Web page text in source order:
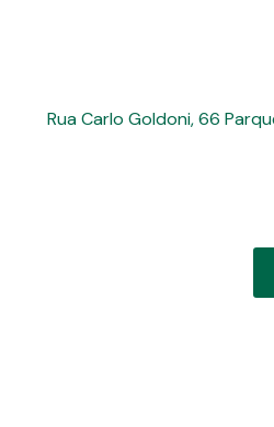
Rua Carlo Goldoni, 66